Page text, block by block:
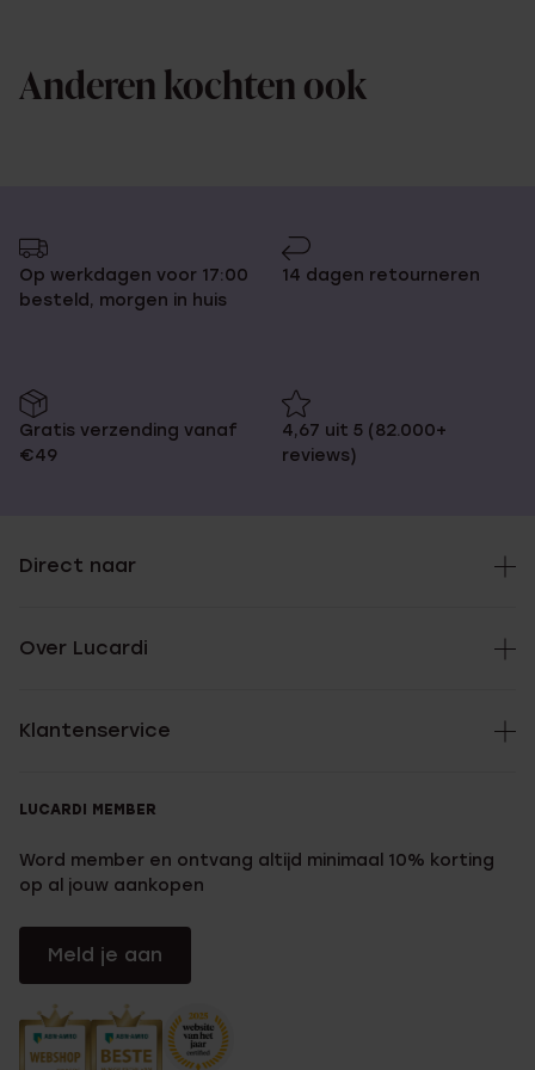
Anderen kochten ook
Op werkdagen voor 17:00
besteld, morgen in huis
14 dagen retourneren
Gratis verzending vanaf
€49
4,67 uit 5 (82.000+
reviews)
Direct naar
Over Lucardi
Klantenservice
LUCARDI MEMBER
Word member en ontvang altijd minimaal 10% korting
op al jouw aankopen
Meld je aan